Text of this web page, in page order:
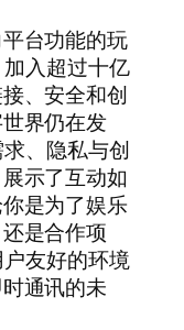
台功能的玩
入超过十亿
、安全和创
界仍在发
、隐私与创
示了互动如
是为了娱乐
是合作项
友好的环境
通讯的未